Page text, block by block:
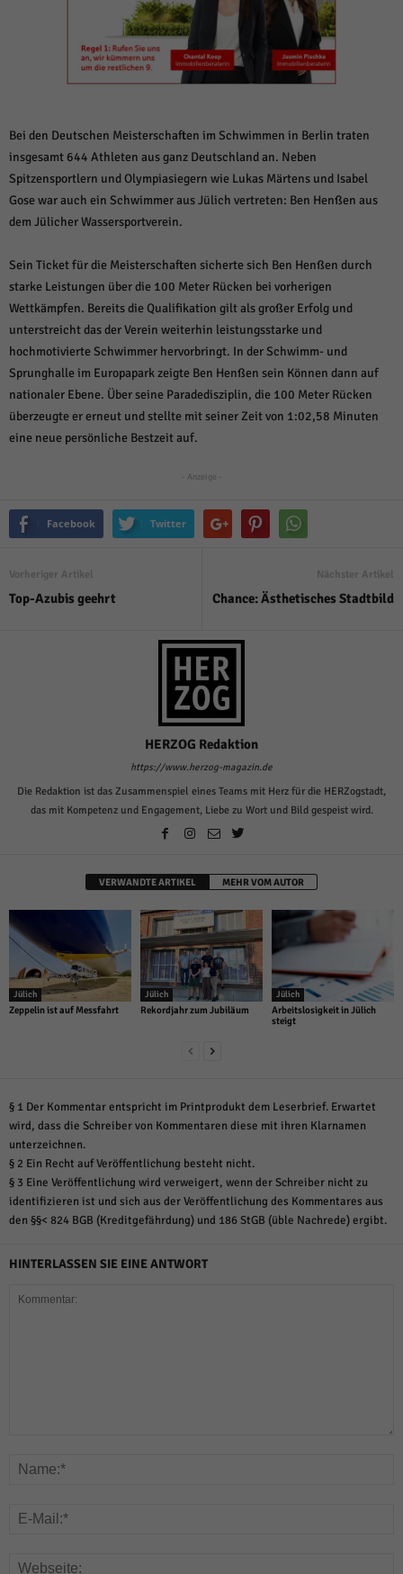
Bei den Deutschen Meisterschaften im Schwimmen in Berlin traten
insgesamt 644 Athleten aus ganz Deutschland an. Neben
Spitzensportlern und Olympiasiegern wie Lukas Märtens und Isabel
Gose war auch ein Schwimmer aus Jülich vertreten: Ben Henßen aus
dem Jülicher Wassersportverein.
Sein Ticket für die Meisterschaften sicherte sich Ben Henßen durch
starke Leistungen über die 100 Meter Rücken bei vorherigen
Wettkämpfen. Bereits die Qualifikation gilt als großer Erfolg und
unterstreicht das der Verein weiterhin leistungsstarke und
hochmotivierte Schwimmer hervorbringt. In der Schwimm- und
Sprunghalle im Europapark zeigte Ben Henßen sein Können dann auf
nationaler Ebene. Über seine Paradedisziplin, die 100 Meter Rücken
überzeugte er erneut und stellte mit seiner Zeit von 1:02,58 Minuten
eine neue persönliche Bestzeit auf.
- Anzeige -
Facebook Twitter
Vorheriger Artikel
Top-Azubis geehrt
Nächster Artikel
Chance: Ästhetisches Stadtbild
HERZOG Redaktion
https://www.herzog-magazin.de
Die Redaktion ist das Zusammenspiel eines Teams mit Herz für die HERZogstadt,
das mit Kompetenz und Engagement, Liebe zu Wort und Bild gespeist wird.
VERWANDTE ARTIKEL MEHR VOM AUTOR
Jülich
Zeppelin ist auf Messfahrt
Jülich
Rekordjahr zum Jubiläum
Jülich
Arbeitslosigkeit in Jülich
steigt
§ 1 Der Kommentar entspricht im Printprodukt dem Leserbrief. Erwartet
wird, dass die Schreiber von Kommentaren diese mit ihren Klarnamen
unterzeichnen.
§ 2 Ein Recht auf Veröffentlichung besteht nicht.
§ 3 Eine Veröffentlichung wird verweigert, wenn der Schreiber nicht zu
identifizieren ist und sich aus der Veröffentlichung des Kommentares aus
den §§< 824 BGB (Kreditgefährdung) und 186 StGB (üble Nachrede) ergibt.
HINTERLASSEN SIE EINE ANTWORT
Alle akzeptieren Speichern und weiter
Zurück
Datenschutzeinstellungen
Essenziell (1)
einwandfreie Funktion der Website erforderlich.
Cookie-Informationen anzeigen
Statistiken (1)
Statistik Cookies erfassen Informationen anonym. Diese Informationen helfen
Cookie-Informationen anzeigen
Marketing (1)
Marketing-Cookies werden von Drittanbietern oder Publishern verwendet,
um personalisierte Werbung anzuzeigen. Sie tun dies, indem sie Besucher
über Websites hinweg verfolgen.
Cookie-Informationen anzeigen
Externe Medien (6)
standardmäßig blockiert. Wenn Cookies von externen Medien akzeptiert
Cookie-Informationen anzeigen